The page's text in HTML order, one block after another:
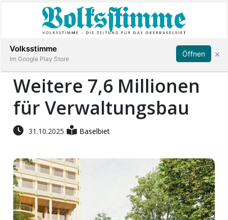
Immobilien
Veranstaltungen
Stellen
E-
Paper
Abonnieren Anmelden
Weitere 7,6 Millionen
für Verwaltungsbau
31.10.2025 Baselbiet
Volksstimme
Im Google Play Store
Öffnen ×